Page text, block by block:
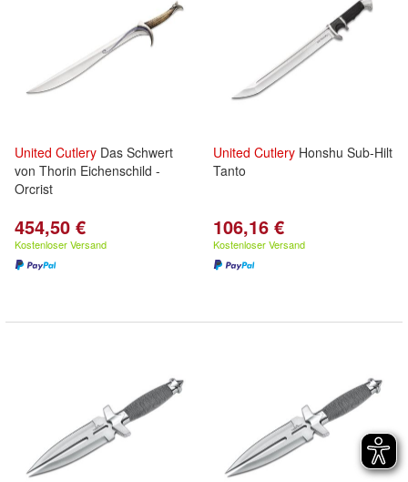
United Cutlery Das Schwert
von Thorin Eichenschild -
Orcrist
454,50 €
Kostenloser Versand
United Cutlery Honshu Sub-Hilt
Tanto
106,16 €
Kostenloser Versand